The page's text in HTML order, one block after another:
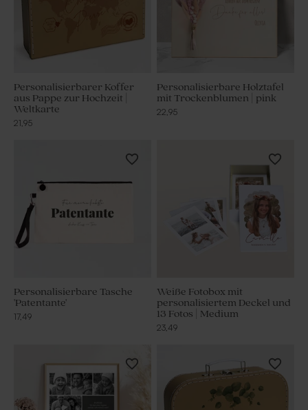
Personalisierbarer Koffer
aus Pappe zur Hochzeit |
Weltkarte
21,95
Personalisierbare Holztafel
mit Trockenblumen | pink
22,95
Personalisierbare Tasche
'Patentante'
17,49
Weiße Fotobox mit
personalisiertem Deckel und
13 Fotos | Medium
23,49